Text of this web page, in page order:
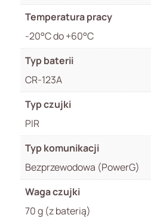
Temperatura pracy
-20°C do +60°C
Typ baterii
CR-123A
Typ czujki
PIR
Typ komunikacji
Bezprzewodowa (PowerG)
Waga czujki
70 g (z baterią)